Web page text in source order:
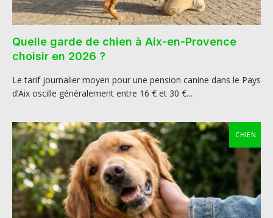
Quelle garde de chien à Aix-en-Provence
choisir en 2026 ?
Le tarif journalier moyen pour une pension canine dans le Pays
d’Aix oscille généralement entre 16 € et 30 €.…
CHIEN